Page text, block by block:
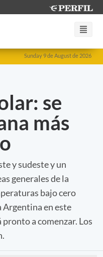
Sunday 9 de August de 2026
se
más
y sudeste y un
generales de la
bajo cero
Argentina en este
a comenzar. Los